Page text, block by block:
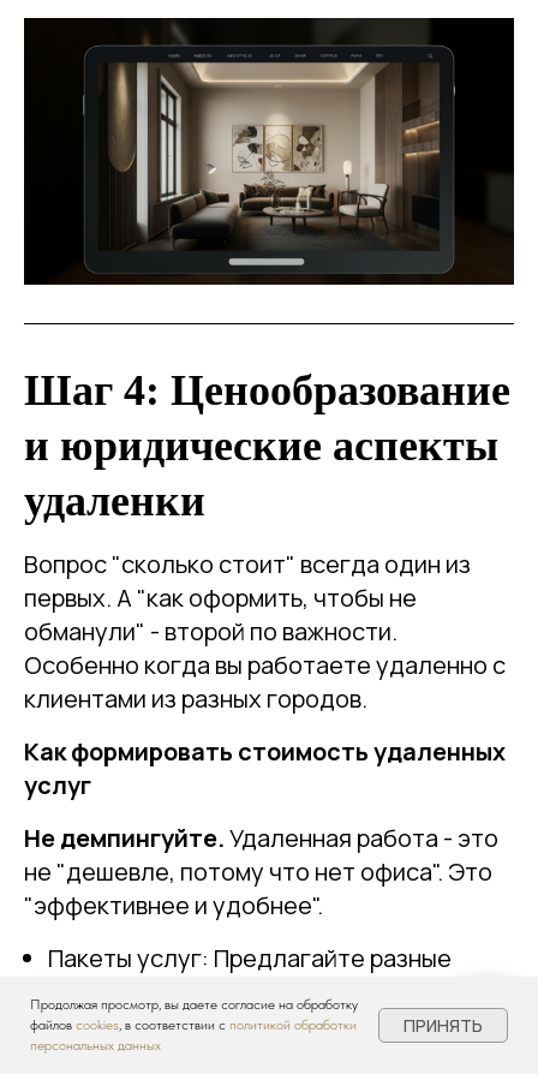
Шаг 4: Ценообразование
и юридические аспекты
удаленки
Вопрос "сколько стоит" всегда один из
первых. А "как оформить, чтобы не
обманули" - второй по важности.
Особенно когда вы работаете удаленно с
клиентами из разных городов.
Как формировать стоимость удаленных
услуг
Не демпингуйте.Удаленная работа - это
не "дешевле, потому что нет офиса". Это
"эффективнее и удобнее".
Пакеты услуг: Предлагайте разные
тарифы - от планировочного решения до
полного дизайн-проекта с авторским
надзором.
Продолжая просмотр, вы даете согласие на обработку
файлов cookies, в соответствии с политикой обработки
персональных данных
ПРИНЯТЬ